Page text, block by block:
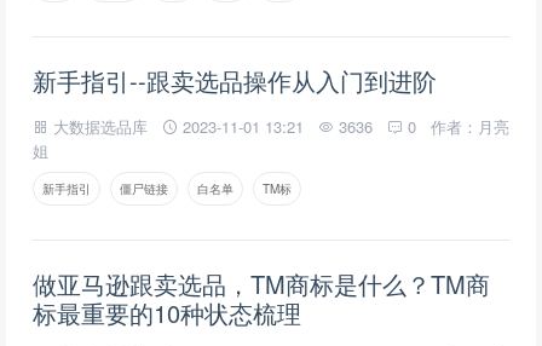
新手指引--跟卖选品操作从入门到进阶
大数据选品库 2023-11-01 13:21 3636 0
作者：月亮
姐
新手指引 僵尸链接 白名单 TM标
做亚马逊跟卖选品，TM商标是什么？TM商
标最重要的10种状态梳理